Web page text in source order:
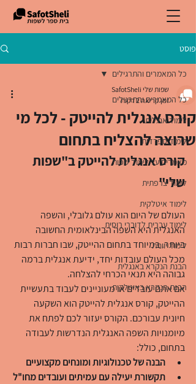
פוסט
כל המאמרים והתרגילים
לימוד אנגלית
לימוד ספרדית
מאמרים על לימוד שפות
לימוד צרפתית
לימוד איטלקית
לימוד עברית לדוברי רוסית
לימוד יוונית
הבנת הנקרא באנגלית
הבנת הנקרא באיטלקית
כל המאמרים והתרגילים
קורס אנגלית להייטק - לכל מי
שרוצה להצליח בתחום
שפות שלי SafotSheli
זמן קריאה 2 דקות
קורס אנגלית להייטק ב"שפות
שלי"
העולם של היום הוא עולם גלובלי, והשפה
האנגלית היא השפה הבינלאומית החשובה
ביותר. במיוחד בתחום ההייטק, שבו חברות רבות
מכל העולם עובדות יחד, ידיעת אנגלית ברמה
גבוהה היא תנאי הכרחי להצלחה.
אם אתם עובדים או מעוניינים לעבוד בתעשיית
ההייטק, קורס אנגלית להייטק הוא השקעה
חיונית עבורכם. הקורס יעזור לכם לפתח את
מיומנויות השפה האנגלית הנדרשות לעבודה
בתחום, כולל:
הבנה של טכנולוגיות ומונחים מקצועיים
תקשורת יעילה עם עמיתים ועובדים מחו"ל